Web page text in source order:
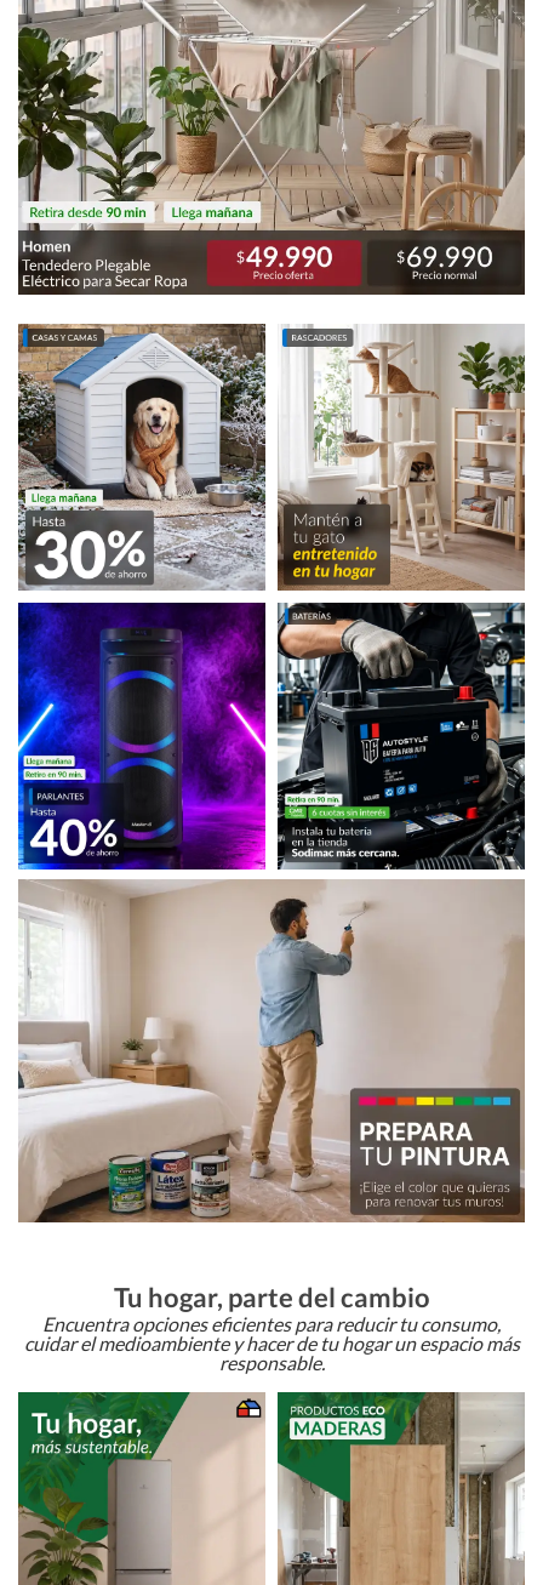
Tu hogar, parte del cambio
Encuentra opciones eficientes para reducir tu consumo,
cuidar el medioambiente y hacer de tu hogar un espacio más
responsable.